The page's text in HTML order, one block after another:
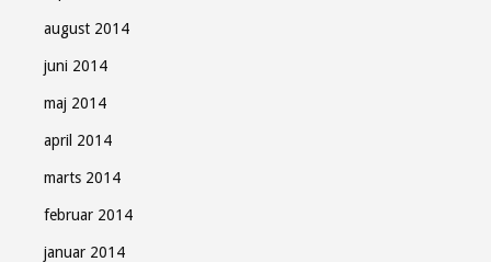
august 2014
juni 2014
maj 2014
april 2014
marts 2014
februar 2014
januar 2014